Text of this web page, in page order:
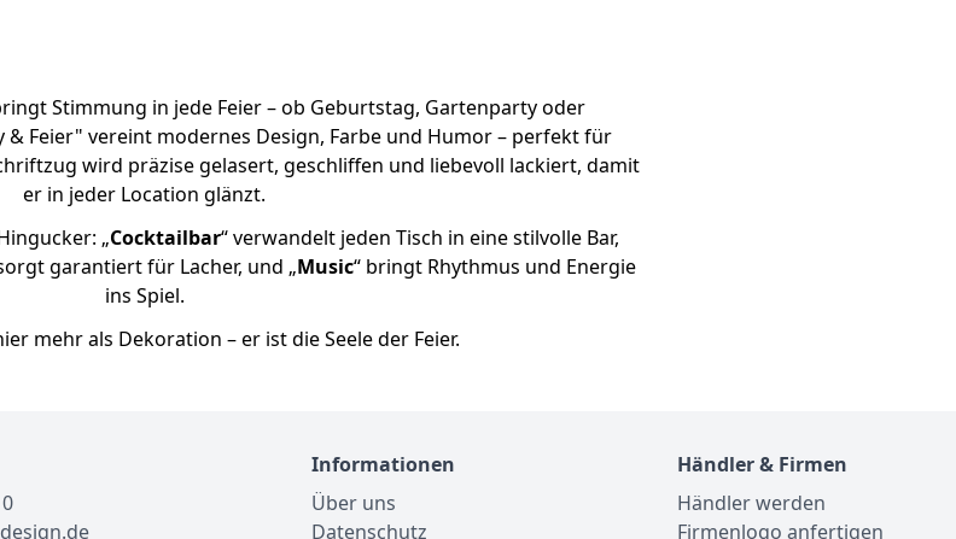
Stimmung in jede Feier – ob Geburtstag, Gartenparty oder
& Feier" vereint modernes Design, Farbe und Humor – perfekt für
wird präzise gelasert, geschliffen und liebevoll lackiert, damit
er in jeder Location glänzt.
„Cocktailbar“ verwandelt jeden Tisch in eine stilvolle Bar,
garantiert für Lacher, und „Music“ bringt Rhythmus und Energie
ins Spiel.
mehr als Dekoration – er ist die Seele der Feier.
Informationen
Über uns
Datenschutz
Händler & Firmen
Händler werden
Firmenlogo anfertigen